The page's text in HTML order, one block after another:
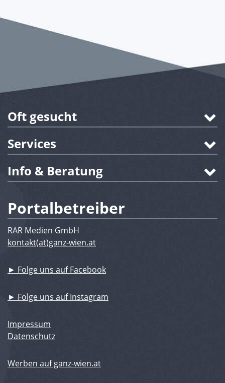
Oft gesucht
Services
Info & Beratung
Portalbetreiber
RAR Medien GmbH
kontakt(at)ganz-wien.at
► Folge uns auf Facebook
► Folge uns auf Instagram
Impressum
Datenschutz
Werben auf ganz-wien.at